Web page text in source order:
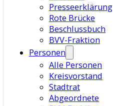
Presseerklärung
Rote Brücke
Beschlussbuch
BVV-Fraktion
Personen
Alle Personen
Kreisvorstand
Stadtrat
Abgeordnete